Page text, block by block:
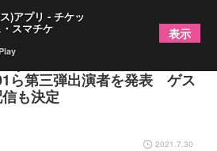
2021』TAKUMA（10-
ら第三弾出演者を発表 ゲス
も決定
2021.7.30
)アプリ - チケッ
スマチケ 表示